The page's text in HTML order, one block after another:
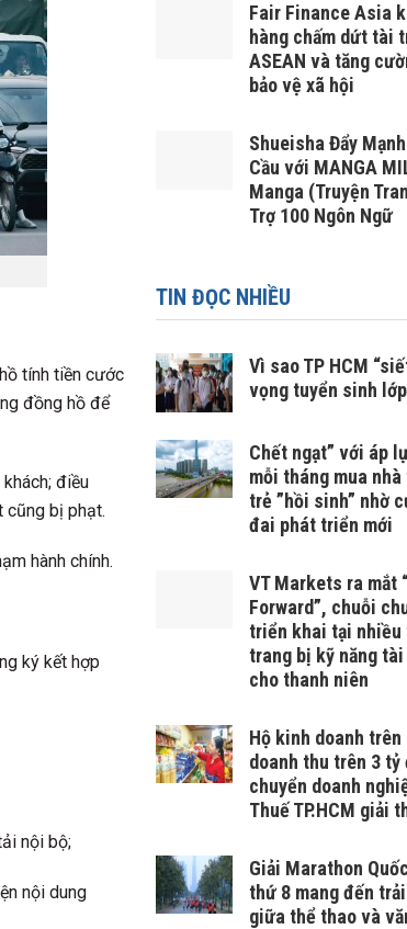
tính tiền cước
đồng hồ để
điều
cũng bị phạt.
hành chính.
ký kết hợp
nội bộ;
nội dung
Fair Finance Asia
hàng chấm dứt tài
ASEAN và tăng
bảo vệ xã hội
Shueisha Đẩy
Cầu với MANGA
Manga (Truyện
Trợ 100 Ngôn Ngữ
TIN ĐỌC NHIỀU
Vì sao TP HCM
vọng tuyển sinh
Chết ngạt” với áp
mỗi tháng mua
trẻ ”hồi sinh” nhờ
đai phát triển mới
VT Markets ra mắt
Forward”, chuỗi
triển khai tại nhiều
trang bị kỹ năng
cho thanh niên
Hộ kinh doanh
doanh thu trên 3
chuyển doanh
Thuế TP.HCM giải
Giải Marathon
thứ 8 mang đến
giữa thể thao và